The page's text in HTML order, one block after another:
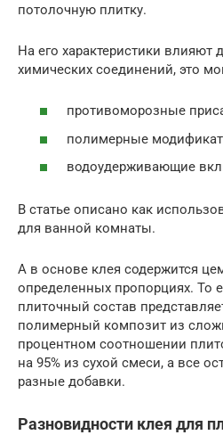
потолочную плитку.
На его характеристики
химических соединений, это
противоморозные
полимерные
водоудерживающие
В статье описано как
для ванной комнаты.
А в основе клея содержится
определенных пропорциях. То
плиточный состав
полимерный композит из
процентном соотношении
на 95% из сухой смеси, а все
разные добавки.
Разновидности клея для